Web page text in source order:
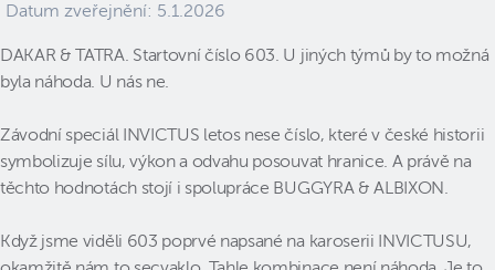
Datum zveřejnění: 5.1.2026
DAKAR & TATRA. Startovní číslo 603. U jiných týmů by to možná
byla náhoda. U nás ne.
Závodní speciál INVICTUS letos nese číslo, které v české historii
symbolizuje sílu, výkon a odvahu posouvat hranice. A právě na
těchto hodnotách stojí i spolupráce BUGGYRA & ALBIXON.
Když jsme viděli 603 poprvé napsané na karoserii INVICTUSU,